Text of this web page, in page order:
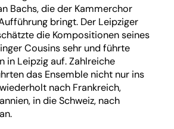
Bachs, die der Kammerchor
bringt. Der Leipziger
die Kompositionen seines
Cousins sehr und führte
in Leipzig auf. Zahlreiche
das Ensemble nicht nur ins
nach Frankreich,
in die Schweiz, nach